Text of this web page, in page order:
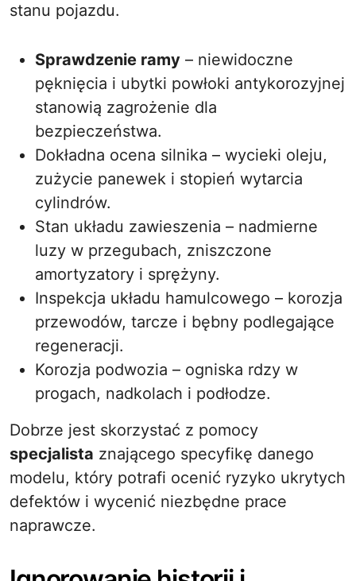
stanu pojazdu.
Sprawdzenie ramy – niewidoczne
pęknięcia i ubytki powłoki antykorozyjnej
stanowią zagrożenie dla
bezpieczeństwa.
Dokładna ocena silnika – wycieki oleju,
zużycie panewek i stopień wytarcia
cylindrów.
Stan układu zawieszenia – nadmierne
luzy w przegubach, zniszczone
amortyzatory i sprężyny.
Inspekcja układu hamulcowego – korozja
przewodów, tarcze i bębny podlegające
regeneracji.
Korozja podwozia – ogniska rdzy w
progach, nadkolach i podłodze.
Dobrze jest skorzystać z pomocy
specjalista znającego specyfikę danego
modelu, który potrafi ocenić ryzyko ukrytych
defektów i wycenić niezbędne prace
naprawcze.